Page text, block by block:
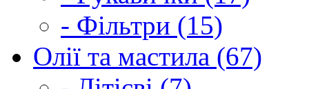
- Фільтри (15)
Олії та мастила (67)